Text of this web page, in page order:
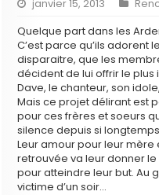
janvier 15, 2013
Quelque part dans les
C’est parce qu’ils adorent
disparaitre, que les
décident de lui offrir le
Dave, le chanteur, son
Mais ce projet délirant est
pour ces frères et soeurs
silence depuis si
Leur amour pour leur
retrouvée va leur donner
pour atteindre leur but. Au
victime d’un soir…